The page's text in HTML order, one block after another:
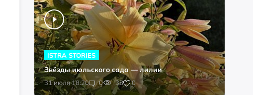
31 июля 18:20 0 38 0
ISTRA STORIES
Звёзды июльского сада — лилии